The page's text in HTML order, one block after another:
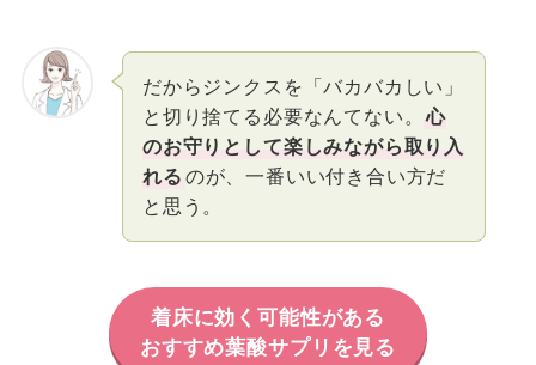
だからジンクスを「バカバカしい」
と切り捨てる必要なんてない。
心
のお守りとして楽しみながら取り入
れる のが、一番いい付き合い方だ
と思う。
着床に効く可能性がある
おすすめ葉酸サプリを見る